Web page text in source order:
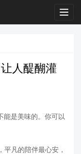
人醍醐灌
能是美味的。你可以
凡的陪伴最心安，